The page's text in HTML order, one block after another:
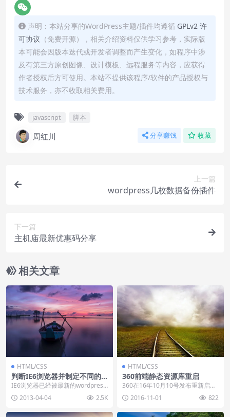
声明：本站分享的WordPress主题/插件均遵循 GPLv2 许
可协议 （免费开源），相关介绍资料仅供学习参考，实际版
本可能会因版本迭代或开发者调整而产生变化，如程序中涉
及有第三方原创图像、设计模板、远程服务等内容，应获得
作者授权后方可使用。本站不提供该程序/软件的产品授权与
技术服务，亦不收取相关费用。
javascript 脚本
周红川 分享赚钱 收藏
上一篇
wordpress几枚数据备份插件
下一篇
主机庙最新优惠码分享
相关文章
HTML/CSS
判断IE6浏览器并制定不同的c
ss兼容规则
IE6浏览器已经被最新的wordpress
程序放弃，如果使用IE6的朋友安装
wo...2013-04-04 2.5K
HTML/CSS
360前端静态资源库重启
360在16年10月10号发布重新启用
前端静态资源库，只是之前的域名
做的更换，所...
2016-11-01 822